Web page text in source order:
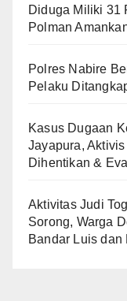
Diduga Miliki 31
Polman
Polres Nabire
Pelaku
Kasus Dugaan
Jayapura,
Dihentikan &
Aktivitas Judi
Sorong, Warga
Bandar Luis dan